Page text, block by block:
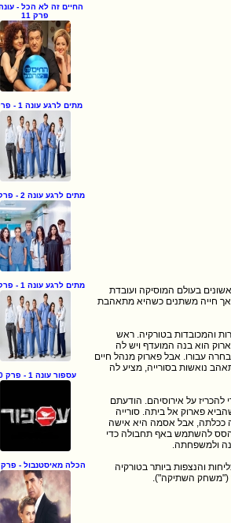
בעולם המוסיקה ועובדת
אך חייה משתנים כשהיא מתאהבת
והמכובדות בטורקיה. ראש
הוא בנה המועדף ויש לה
בחרה עבורו. אבל פארוק מנהל חיים
נואשות בסורייה, מציע לה
להכריז על אירוסיהם. הודעתם
פארוק אל ביתה. סורייה
ככלתה, אבל אסמה היא אישה
להשתמש באף תחבולה כדי
והנצפות ביותר בטורקיה
פרק 11
מתים לרגע עונה 1 - פרק 1
מתים לרגע עונה 2 - פרק 21
מתים לרגע עונה 1 - פרק 32
עספור עונה 1 - פרק 30
הכלה מאיסטנבול - פרק 224